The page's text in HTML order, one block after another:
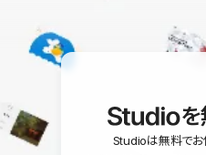
を
Studioは無料でお